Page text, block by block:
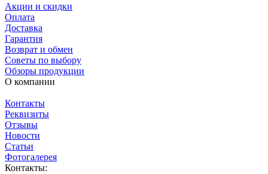
Акции и скидки
Оплата
Доставка
Гарантия
Возврат и обмен
Советы по выбору
Обзоры продукции
О компании
Контакты
Реквизиты
Отзывы
Новости
Статьи
Фотогалерея
Контакты: